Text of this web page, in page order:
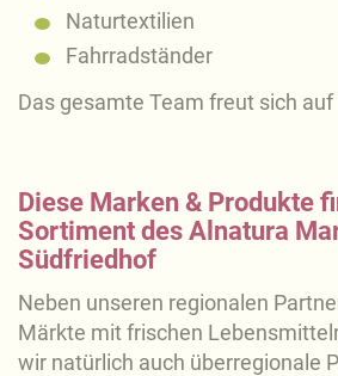
Naturtextilien
Fahrradständer
Das gesamte Team freut sich auf
Diese Marken & Produkte
Sortiment des Alnatura
Südfriedhof
Neben unseren regionalen
Märkte mit frischen
wir natürlich auch überregionale